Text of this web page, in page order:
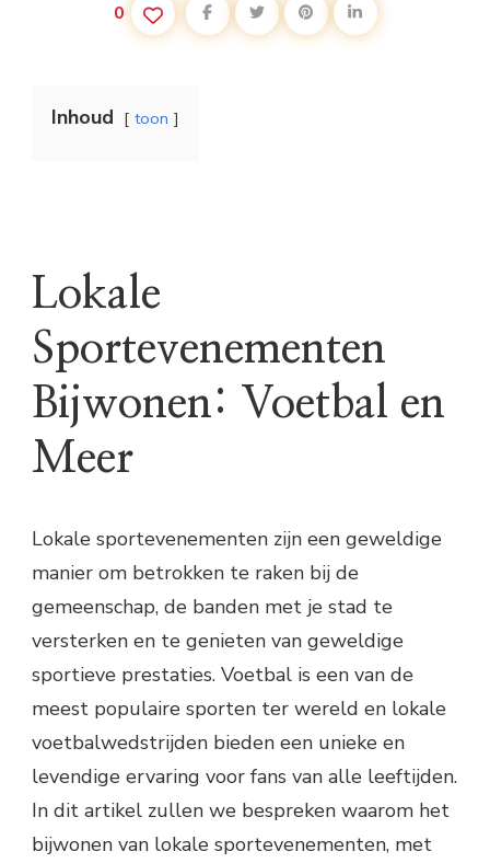
0
Inhoud toon
Lokale
Sportevenementen
Bijwonen: Voetbal en
Meer
Lokale sportevenementen zijn een geweldige
manier om betrokken te raken bij de
gemeenschap, de banden met je stad te
versterken en te genieten van geweldige
sportieve prestaties. Voetbal is een van de
meest populaire sporten ter wereld en lokale
voetbalwedstrijden bieden een unieke en
levendige ervaring voor fans van alle leeftijden.
In dit artikel zullen we bespreken waarom het
bijwonen van lokale sportevenementen, met